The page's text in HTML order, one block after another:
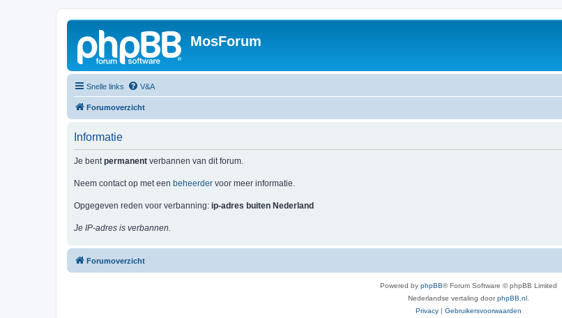
MosForum
Snelle links V&A
Forumoverzicht
Informatie
Je bentpermanent verbannen van dit forum.
Neem contact op met een beheerder voor meer informatie.
Opgegeven reden voor verbanning: ip-adres buiten Nederland
Je IP-adres is verbannen.
Forumoverzicht
Powered by phpBB® Forum Software © phpBB Limited
Nederlandse vertaling doorphpBB.nl
Privacy | Gebruikersvoorwaarden